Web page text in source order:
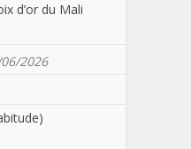
d’or du Mali
2026